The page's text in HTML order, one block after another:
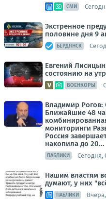
СМИ
Экстренное
половине дня 9
БЕРДЯНСК
Евгений
состоянию на
ВОЕНКОРЫ
Владимир Рогов:
Ближайшие 48
мониторинги
Россия
накопила до 20...
ПАБЛИКИ Сегодня,
Нашим властям
думают, у них
ПАБЛИКИ